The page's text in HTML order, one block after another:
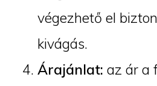
végezhető el
kivágás.
Árajánlat: az ár a